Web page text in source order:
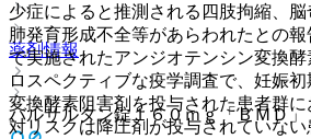
薬剤情報
バルサルタン錠１６０ｍｇ「ＢＭＤ」
少症によると推測される四肢拘縮、脳
肺発育形成不全等があらわれたとの
で実施されたアンジオテンシン変換酵
ロスペクティブな疫学調査で、妊娠
変換酵素阻害剤を投与された患者群
対リスクは降圧剤が投与されていな